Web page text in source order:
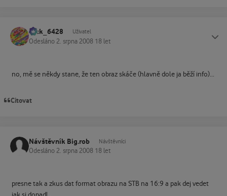
Jack_6428 Uživatel
Odesláno 2. srpna 2008 18 let
no, mě se někdy stane, že ten obraz skáče (hlavně dole ja běží info)...
Citovat
Návštěvník Big.rob Návštěvníci
Odesláno 2. srpna 2008 18 let
presne tak a zkus dat format obrazu na STB na 16:9 a pak dej vedet